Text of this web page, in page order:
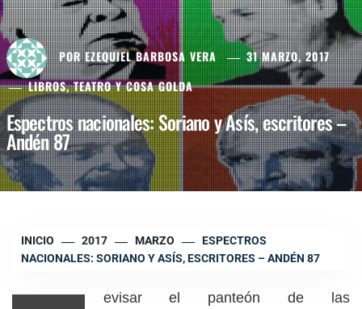
POREZEQUIEL BARBOSA VERA
31 MARZO, 2017
LIBROS, TEATRO Y COSA GOLDA
Espectros nacionales: Soriano y Asís, escritores –
Andén 87
INICIO 2017 MARZO
ESPECTROS
NACIONALES: SORIANO Y ASÍS, ESCRITORES – ANDÉN 87
evisar el panteón de las